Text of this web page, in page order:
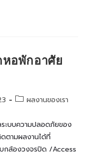
อพักอาศัย
Postผลงานของเรา
ะบบความปลอดภัยของ
ตามผลงานได้ที่
กล้องวงจรปิด /Access